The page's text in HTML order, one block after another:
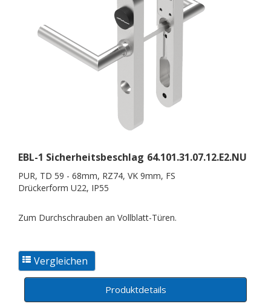
EBL-1 Sicherheitsbeschlag 64.101.31.07.12.E2.NU
PUR, TD 59 - 68mm, RZ74, VK 9mm, FS
Drückerform U22, IP55
Zum Durchschrauben an Vollblatt-Türen.
Produktdetails